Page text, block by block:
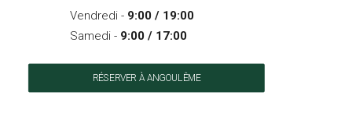
Vendredi - 9:00 / 19:00
Samedi - 9:00 / 17:00
RÉSERVER À ANGOULÊME